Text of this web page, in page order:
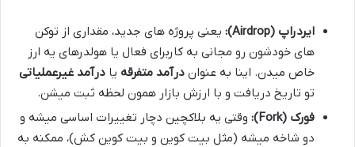
ایردراپ (Airdrop):
یعنی پروژه های جدید، مقداری از توکن
های خودشون رو مجانی به کاربرای فعال یا هولدرهای یه ارز
خاص میدن. اینا به عنوان درآمد متفرقه یا درآمد غیرعملیاتی
تو تاریخ دریافت و با ارزش بازار همون لحظه ثبت میشن.
فورک (Fork):
وقتی یه بلاکچین دچار تغییرات اساسی میشه و
دو شاخه میشه (مثل بیت کوین و بیت کوین کش)، ممکنه به